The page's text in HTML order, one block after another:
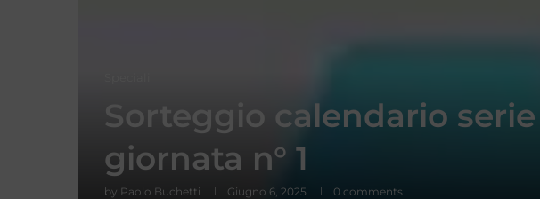
Sorteggio calendario serie
giornata n° 1
by Paolo Buchetti Giugno 6, 2025
0 comments